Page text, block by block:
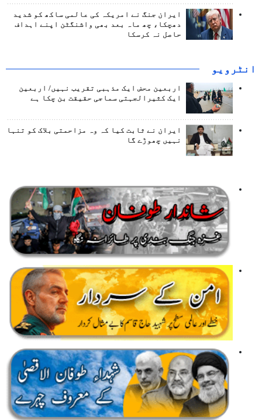
ایران جنگ نے امریکہ کی عالمی ساکھ کو شدید
دھچکا، چھ ماہ بعد بھی واشنگٹن اپنے اہداف
حاصل نہ کرسکا
انٹرويو
اربعین محض ایک مذہبی تقریب نہیں/ اربعین
ایک کثیرالجہتی سماجی حقیقت بن چکا ہے
ایران نے ثابت کیا کہ وہ مزاحمتی بلاک کو تنہا
نہیں چھوڑے گا